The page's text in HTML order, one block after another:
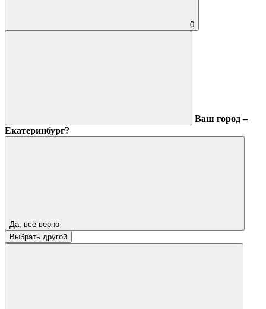
0
Ваш город –
Екатеринбург?
Да, всё верно
Выбрать другой